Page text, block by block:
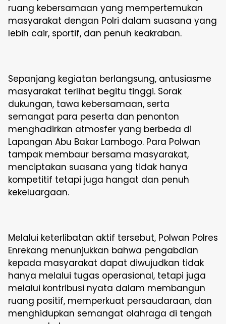
ruang kebersamaan yang mempertemukan
masyarakat dengan Polri dalam suasana yang
lebih cair, sportif, dan penuh keakraban.
Sepanjang kegiatan berlangsung, antusiasme
masyarakat terlihat begitu tinggi. Sorak
dukungan, tawa kebersamaan, serta
semangat para peserta dan penonton
menghadirkan atmosfer yang berbeda di
Lapangan Abu Bakar Lambogo. Para Polwan
tampak membaur bersama masyarakat,
menciptakan suasana yang tidak hanya
kompetitif tetapi juga hangat dan penuh
kekeluargaan.
Melalui keterlibatan aktif tersebut, Polwan Polres
Enrekang menunjukkan bahwa pengabdian
kepada masyarakat dapat diwujudkan tidak
hanya melalui tugas operasional, tetapi juga
melalui kontribusi nyata dalam membangun
ruang positif, memperkuat persaudaraan, dan
menghidupkan semangat olahraga di tengah